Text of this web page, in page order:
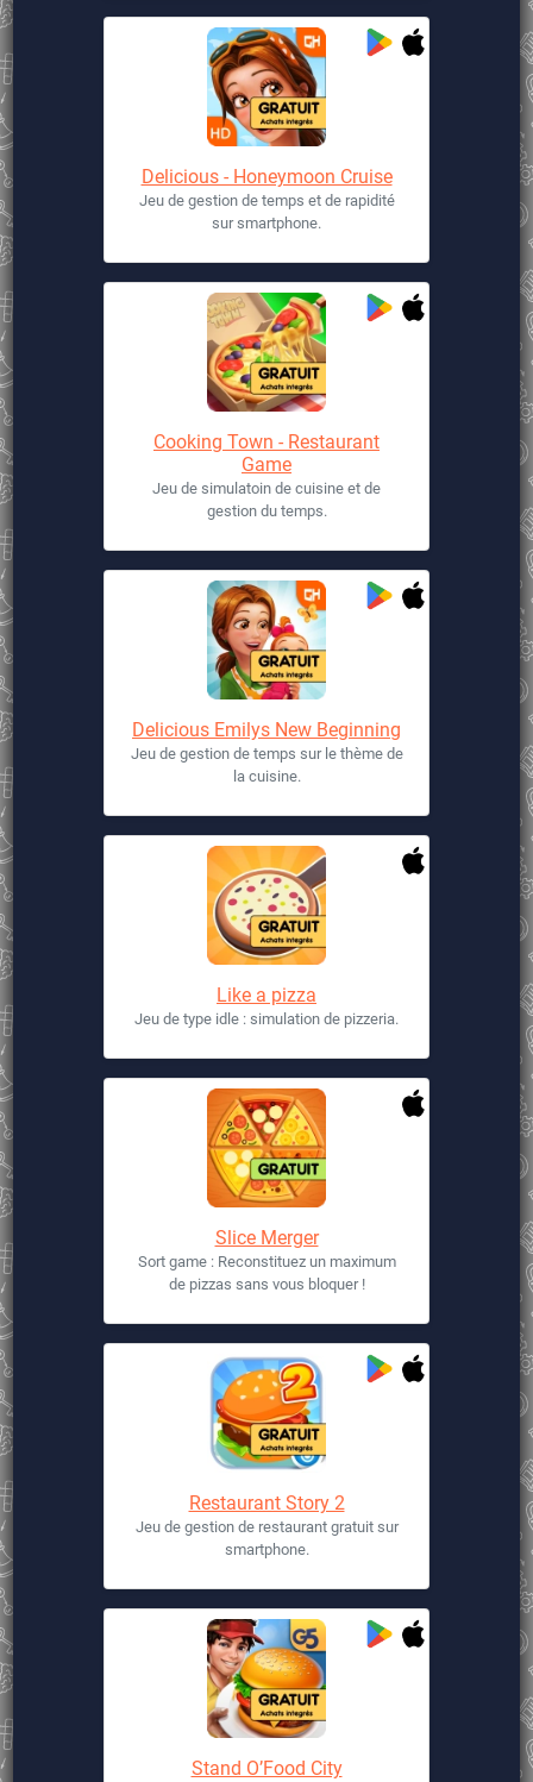
Delicious - Honeymoon Cruise
Jeu de gestion de temps et de rapidité
sur smartphone.
Cooking Town - Restaurant
Game
Jeu de simulatoin de cuisine et de
gestion du temps.
Delicious Emilys New Beginning
Jeu de gestion de temps sur le thème de
la cuisine.
Like a pizza
Jeu de type idle : simulation de pizzeria.
Slice Merger
Sort game : Reconstituez un maximum
de pizzas sans vous bloquer !
Restaurant Story 2
Jeu de gestion de restaurant gratuit sur
smartphone.
Stand O’Food City